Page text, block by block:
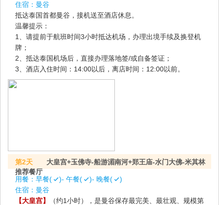
住宿： 曼谷
抵达泰国首都曼谷，接机送至酒店休息。
温馨提示：
1、请提前于航班时间3小时抵达机场，办理出境手续及换登机
牌；
2、抵达泰国机场后，直接办理落地签/或自备签证；
3、酒店入住时间：14:00以后，离店时间：12:00以前。
第2天 大皇宫+玉佛寺-船游湄南河+郑王庙-水门大佛-米其林
推荐餐厅
用餐： 早餐( )- 午餐( )- 晚餐(
)
住宿： 曼谷
【大皇宫】
（约1小时），是曼谷保存最完美、最壮观、规模第